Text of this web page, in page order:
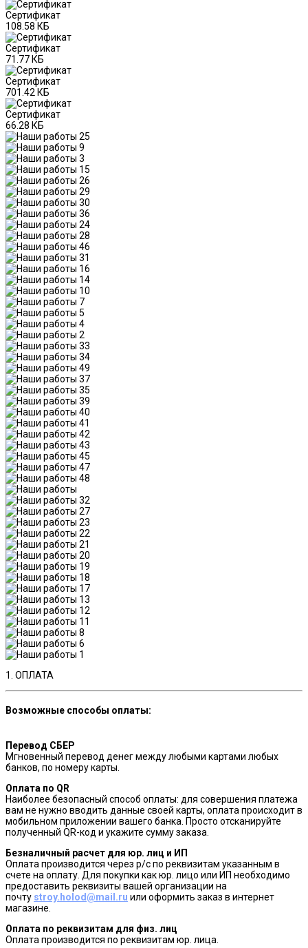
Сертификат
108.58 КБ
Сертификат
71.77 КБ
Сертификат
701.42 КБ
Сертификат
66.28 КБ
1. ОПЛАТА
Возможные способы оплаты:
Перевод СБЕР
Мгновенный перевод денег между любыми картами любых
банков, по номеру карты.
Оплата по QR
Наиболее безопасный способ оплаты: для совершения платежа
вам не нужно вводить данные своей карты, оплата происходит в
мобильном приложении вашего банка. Просто отсканируйте
полученный QR-код и укажите сумму заказа.
Безналичный расчет для юр. лиц и ИП
Оплата производится через р/с по реквизитам указанным в
счете на оплату. Для покупки как юр. лицо или ИП необходимо
предоставить реквизиты вашей организации на
почту stroy.holod@mail.ru или оформить заказ в интернет
магазине.
Оплата по реквизитам для физ. лиц
Оплата производится по реквизитам юр. лица.